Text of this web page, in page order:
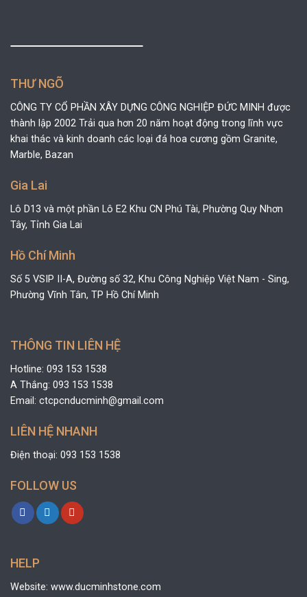
THƯ NGÕ
CÔNG TY CỔ PHẦN XÂY DỰNG CÔNG NGHIỆP ĐỨC MINH được
thành lập 2002 Trải qua hơn 20 năm hoạt động trong lĩnh vực
khai thác và kinh doanh các loại đá hoa cương gồm Granite,
Marble, Bazan
Gia Lai
Lô D13 và một phần Lô E2 Khu CN Phú Tài, Phường Quy Nhơn
Tây, Tỉnh Gia Lai
Hồ Chí Minh
Số 5 VSIP II-A, Đường số 32, Khu Công Nghiệp Việt Nam - Sing,
Phường Vĩnh Tân, TP Hồ Chí Minh
THÔNG TIN LIÊN HỆ
Hotline: 093 153 1538
A Thắng: 093 153 1538
Email: ctcpcnducminh@gmail.com
LIÊN HỆ NHANH
Điện thoại: 093 153 1538
FOLLOW US
HELP
Website: www.ducminhstone.com